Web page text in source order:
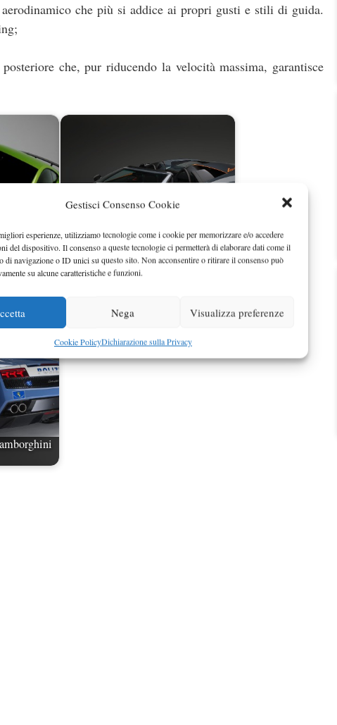
Gestisci Consenso Cookie
esperienze, utilizziamo tecnologie come i cookie per memorizzare e/o accedere
del dispositivo. Il consenso a queste tecnologie ci permetterà di elaborare dati come il
di navigazione o ID unici su questo sito. Non acconsentire o ritirare il consenso può
su alcune caratteristiche e funzioni.
Nega Visualizza preferenze
Cookie PolicyDichiarazione sulla Privacy
che più si addice ai propri gusti e stili di guida.
che, pur riducendo la velocità massima, garantisce
LP570-4
Lamborghini Murcielago LP650-4
Roadster: ufficiale…